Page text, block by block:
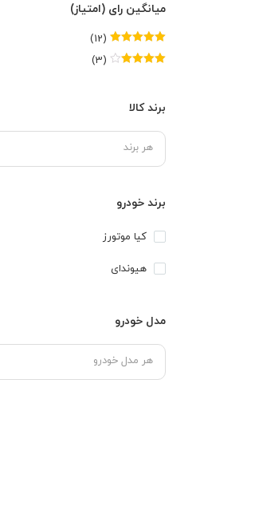
میانگین رای (امتیاز)
امتیاز 5 از 5
(12)
(3)
برند کالا
هر برند
برند خودرو
کیا موتورز
هیوندای
مدل خودرو
هر مدل خودرو